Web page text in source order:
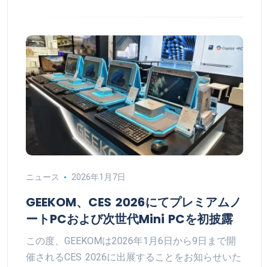
ニュース 2026年1月7日
GEEKOM、CES 2026にてプレミアムノ
ートPCおよび次世代Mini PCを初披露
この度、GEEKOMは2026年1月6日から9日まで開
催されるCES 2026に出展することをお知らせいた